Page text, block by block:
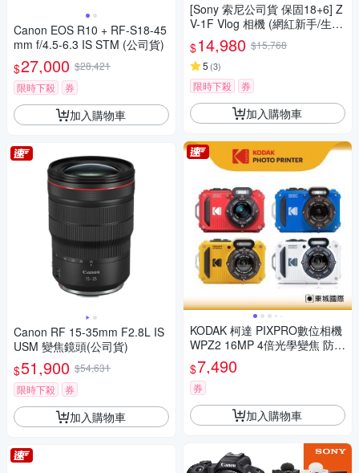
Canon EOS R10 + RF-S18-45
mm f/4.5-6.3 IS STM (公司貨)
$27,000 $28,421
限時下殺
券
加入購物車
Canon RF 15-35mm F2.8L IS
USM 變焦鏡頭(公司貨)
$51,900 $54,631
限時下殺
券
加入購物車
[Sony 索尼公司貨 保固18+6] Z
V-1F Vlog 相機 (網紅新手/生活
隨拍)
$14,980 $15,768
5 (3)
限時下殺 券
加入購物車
KODAK 柯達 PIXPRO數位相機
WPZ2 16MP 4倍光學變焦 防水
數位相機 公司貨
$7,490
券
加入購物車